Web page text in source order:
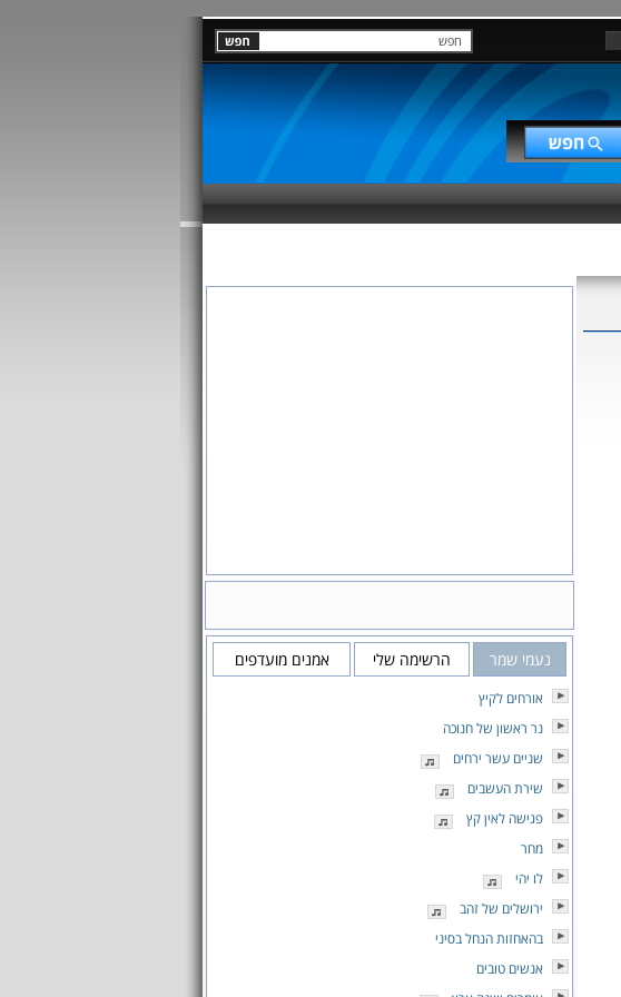
נעמי שמר הרשימה שלי אמנים מועדפים
אורחים לקיץ
נר ראשון של חנוכה
שניים עשר ירחים
שירת העשבים
פגישה לאין קץ
מחר
לו יהי
ירושלים של זהב
בהאחזות הנחל בסיני
אנשים טובים